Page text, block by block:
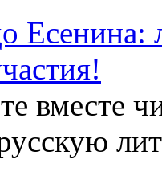
Есенина:
вместе